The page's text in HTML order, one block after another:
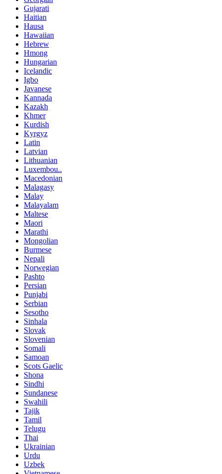
Gujarati
Haitian
Hausa
Hawaiian
Hebrew
Hmong
Hungarian
Icelandic
Igbo
Javanese
Kannada
Kazakh
Khmer
Kurdish
Kyrgyz
Latin
Latvian
Lithuanian
Luxembou..
Macedonian
Malagasy
Malay
Malayalam
Maltese
Maori
Marathi
Mongolian
Burmese
Nepali
Norwegian
Pashto
Persian
Punjabi
Serbian
Sesotho
Sinhala
Slovak
Slovenian
Somali
Samoan
Scots Gaelic
Shona
Sindhi
Sundanese
Swahili
Tajik
Tamil
Telugu
Thai
Ukrainian
Urdu
Uzbek